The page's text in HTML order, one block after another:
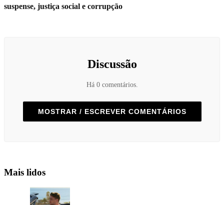
suspense, justiça social e corrupção
Discussão
Há 0 comentários.
MOSTRAR / ESCREVER COMENTÁRIOS
Mais lidos